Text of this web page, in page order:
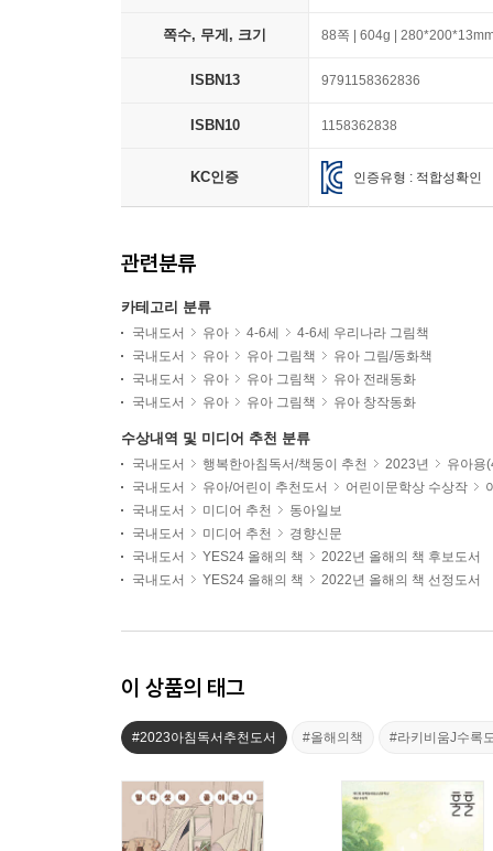
쪽수, 무게, 크기 88쪽 | 604g |
ISBN13 9791158362836
ISBN10 1158362838
KC인증 인증유형 : 적합성확인
관련분류
카테고리 분류
국내도서 유아 4-6세
4-6세 우리나라 그림책
국내도서
유아 유아 그림책
유아 그림/동화책
국내도서
유아 유아 그림책
유아 전래동화
국내도서
유아 유아 그림책 유아 창작동화
수상내역 및 미디어 추천 분류
국내도서 행복한아침독서/책둥이 추천 2023년
유아용
국내도서
유아/어린이 추천도서 어린이문학상 수상작
국내도서
미디어 추천
동아일보
국내도서
미디어 추천
경향신문
국내도서
YES24 올해의 책
2022년 올해의 책 후보도서
국내도서
YES24 올해의 책 2022년 올해의 책 선정도서
이 상품의 태그
#2023아침독서추천도서 #올해의책 #라키비움J수록